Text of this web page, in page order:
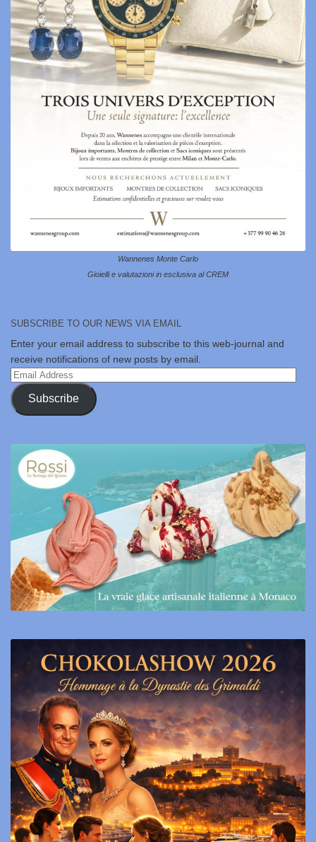
Wannenes Monte Carlo
Gioielli e valutazioni in esclusiva al CREM
SUBSCRIBE TO OUR NEWS VIA EMAIL
Enter your email address to subscribe to this web-journal and
receive notifications of new posts by email.
Email
Address
Subscribe